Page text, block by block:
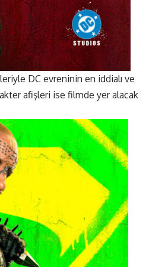
DC evreninin en iddialı ve
afişleri ise filmde yer alacak